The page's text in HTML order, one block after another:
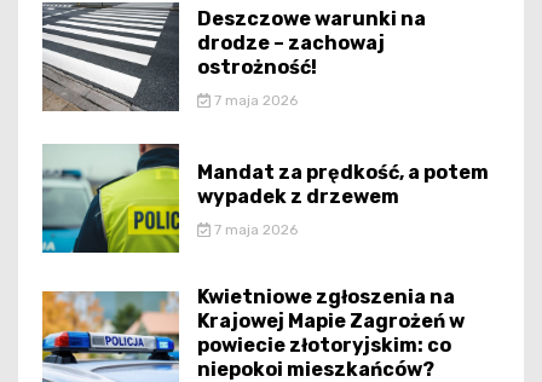
Deszczowe warunki na
drodze – zachowaj
ostrożność!
7 maja 2026
Mandat za prędkość, a potem
wypadek z drzewem
7 maja 2026
Kwietniowe zgłoszenia na
Krajowej Mapie Zagrożeń w
powiecie złotoryjskim: co
niepokoi mieszkańców?